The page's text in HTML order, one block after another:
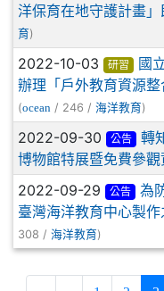
洋保育在地守護計畫
育)
2022-10-03 研習
國
辦理「戶外教育資源整
(ocean / 246 / 海洋教育)
2022-09-30 公告
轉
博物館特展暨免費參觀
2022-09-29 公告
為
臺灣海洋教育中心製
308 / 海洋教育)